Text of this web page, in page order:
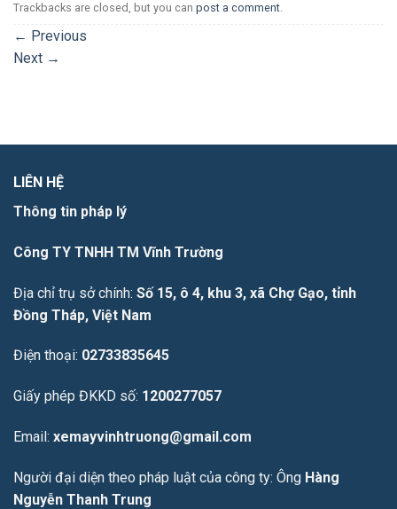
Trackbacks are closed, but you can post a comment.
← Previous
Next →
LIÊN HỆ
Thông tin pháp lý
Công TY TNHH TM Vĩnh Trường
Địa chỉ trụ sở chính: Số 15, ô 4, khu 3, xã Chợ Gạo, tỉnh
Đồng Tháp, Việt Nam
Điện thoại: 02733835645
Giấy phép ĐKKD số: 1200277057
Email: xemayvinhtruong@gmail.com
Người đại diện theo pháp luật của công ty: Ông Hàng
Nguyễn Thanh Trung